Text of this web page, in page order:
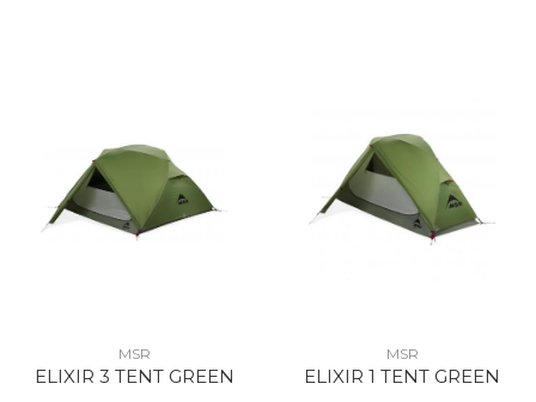
MSR
ELIXIR 3 TENT GREEN
MSR
ELIXIR 1 TENT GREEN